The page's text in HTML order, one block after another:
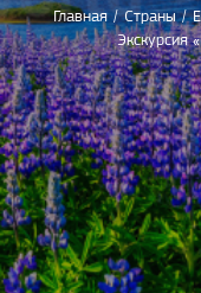
Главная / Страны /
Экскурсия